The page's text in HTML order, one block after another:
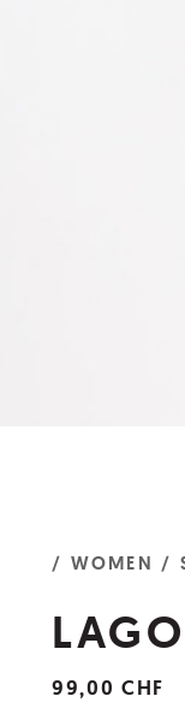
/ WOMEN /
99,00 CHF